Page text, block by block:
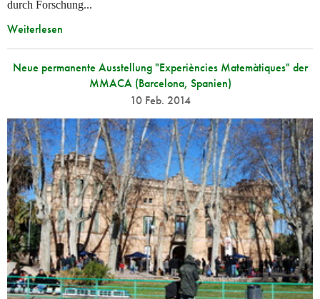
durch Forschung...
Weiterlesen
Neue permanente Ausstellung "Experiències Matemàtiques" der
MMACA (Barcelona, Spanien)
10 Feb. 2014